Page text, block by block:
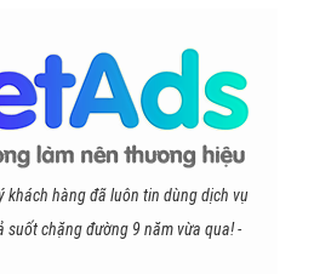
khách hàng đã luôn tin dùng dịch vụ
suốt chặng đường 9 năm vừa qua! -